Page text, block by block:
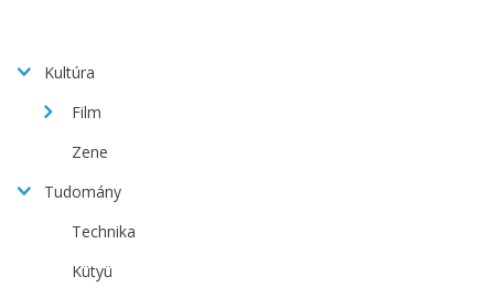
Kultúra
Film
Zene
Tudomány
Technika
Kütyü